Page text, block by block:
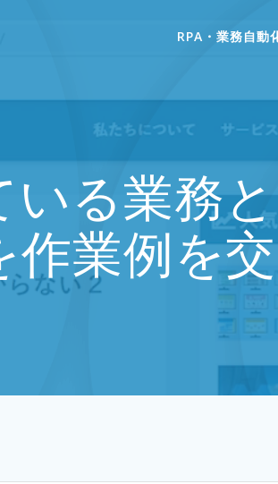
RPA・業務自動
いる業務
作業例を